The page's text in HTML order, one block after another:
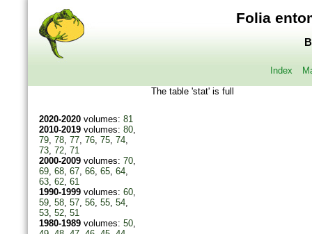
Folia
Index
2020-2020volumes: 81
2010-2019volumes: 80,
79, 78, 77, 76, 75, 74,
73, 72, 71
2000-2009volumes: 70,
69, 68, 67, 66, 65, 64,
63, 62, 61
1990-1999volumes: 60,
59, 58, 57, 56, 55, 54,
53, 52, 51
1980-1989volumes: 50,
The table 'stat' is full